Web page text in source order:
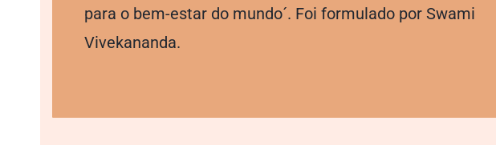
para o bem-estar do mundo´. Foi formulado por Swami
Vivekananda.